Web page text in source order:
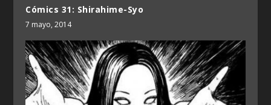
Cómics 31: Shirahime-Syo
7 mayo, 2014